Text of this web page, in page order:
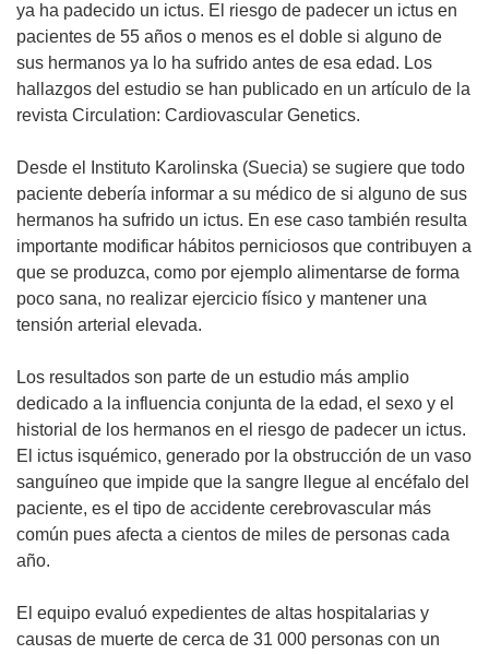
ya ha padecido un ictus. El riesgo de padecer un ictus en
pacientes de 55 años o menos es el doble si alguno de
sus hermanos ya lo ha sufrido antes de esa edad. Los
hallazgos del estudio se han publicado en un artículo de la
revista Circulation: Cardiovascular Genetics.
Desde el Instituto Karolinska (Suecia) se sugiere que todo
paciente debería informar a su médico de si alguno de sus
hermanos ha sufrido un ictus. En ese caso también resulta
importante modificar hábitos perniciosos que contribuyen a
que se produzca, como por ejemplo alimentarse de forma
poco sana, no realizar ejercicio físico y mantener una
tensión arterial elevada.
Los resultados son parte de un estudio más amplio
dedicado a la influencia conjunta de la edad, el sexo y el
historial de los hermanos en el riesgo de padecer un ictus.
El ictus isquémico, generado por la obstrucción de un vaso
sanguíneo que impide que la sangre llegue al encéfalo del
paciente, es el tipo de accidente cerebrovascular más
común pues afecta a cientos de miles de personas cada
año.
El equipo evaluó expedientes de altas hospitalarias y
causas de muerte de cerca de 31 000 personas con un